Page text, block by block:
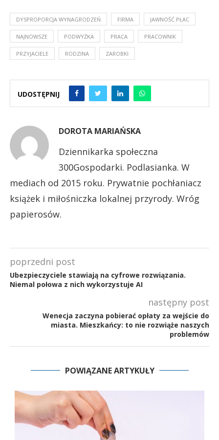
DYSPROPORCJA WYNAGRODZEŃ FIRMA JAWNOŚĆ PŁAC
NAJNOWSZE PODWYŻKA PRACA PRACOWNIK
PRZYJACIELE RODZINA ZAROBKI
UDOSTĘPNIJ
DOROTA MARIAŃSKA
Dziennikarka społeczna
300Gospodarki. Podlasianka. W
mediach od 2015 roku. Prywatnie pochłaniacz
książek i miłośniczka lokalnej przyrody. Wróg
papierosów.
poprzedni post
Ubezpieczyciele stawiają na cyfrowe rozwiązania.
Niemal połowa z nich wykorzystuje AI
następny post
Wenecja zaczyna pobierać opłaty za wejście do
miasta. Mieszkańcy: to nie rozwiąże naszych
problemów
POWIĄZANE ARTYKUŁY